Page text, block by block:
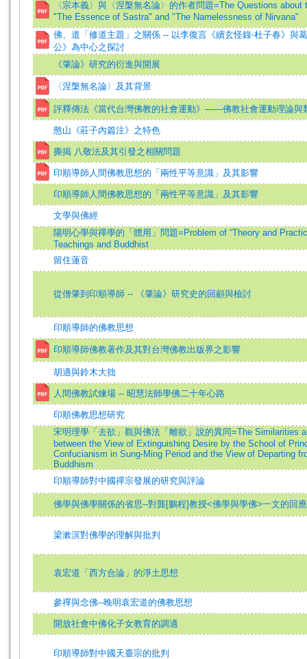
〈宗本義〉與〈涅槃無名論〉的作者問題=The Questions about
"The Essence of Sastra" and "The Namelessness of Nirvana"
佛、道「修道主題」之關係 -- 以李復言《續玄怪錄‧杜子春》與
公》為中心之探討
《肇論》研究的衍進與開展
〈涅槃無名論〉及其背景
評釋傳法《當代台灣佛教的社會運動》——佛教社會運動理論與
憨山《莊子內篇注》之特色
撕揭 八敬法及其引發之相關問題
印順導師人間佛教思想的「兩性平等意識」及其影響
印順導師人間佛教思想的「兩性平等意識」及其影響
文學與佛經
陽明心學與禪學的「體用」問題=Problem of “Theory and
Teachings and Buddhist
留住蓮音
從僧肇到印順導師 -- 《肇論》研究史的回顧與檢討
印順導師的佛教思想
印順導師佛教著作及其對台灣佛教出版界之影響
胡適與鈴木大拙
人間佛教試煉場 -- 昭慧法師學佛二十年心路
印順佛教思想研究
宋明理學「去欲」觀與佛法「離欲」說的異同=The Similarities
between the View of Extinguishing Desire by the School of
Confucianism in Sung-Ming Period and the View of Departing
Buddhism
印順導師對中國禪宗發展的研究與評論
佛學與佛學關係的省思--對龔[鵬程]教授<佛學與學佛>一文的回應
梁漱溟對佛學的理解與批判
袁宏道「西方合論」的淨土思想
參禪與念佛--晚明袁宏道的佛教思想
開放社會中佛化子女教育的調適
印順導師對中國天臺宗的批判